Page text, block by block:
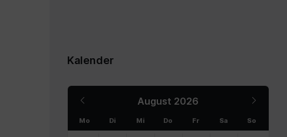
Kalender
August 2026
Month
Mo Di Mi Do Fr Sa So